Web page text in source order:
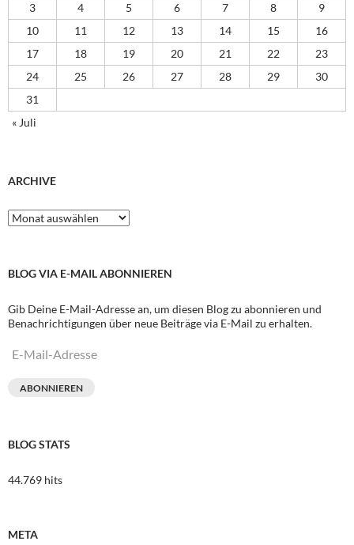
3
4 5 6 7 8
9
10
11 12 13 14 15
16
17
18 19 20 21 22
23
24
25 26 27 28 29
30
31
« Juli
ARCHIVE
Archive
BLOG VIA E-MAIL ABONNIEREN
Gib Deine E-Mail-Adresse an, um diesen Blog zu abonnieren und
Benachrichtigungen über neue Beiträge via E-Mail zu erhalten.
E-
ABONNIEREN
BLOG STATS
44.769 hits
META